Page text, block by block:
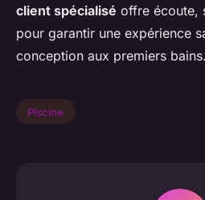
client spécialisé offre écoute,
pour garantir une expérience
conception aux premiers bains.
Piscine